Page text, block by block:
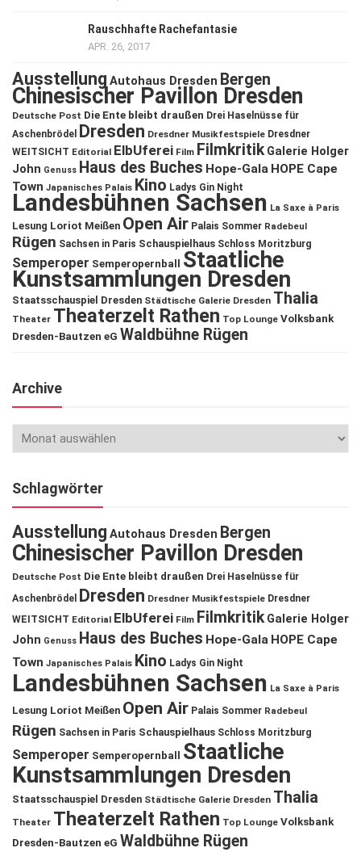
Rauschhafte Rachefantasie
APR. 26, 2017
Ausstellung Autohaus Dresden Bergen
Chinesischer Pavillon Dresden
Deutsche Post Die Ente bleibt draußen Drei Haselnüsse für
Aschenbrödel
Dresden Dresdner Musikfestspiele Dresdner
WEITSICHT Editorial ElbUferei Film Filmkritik Galerie Holger
John Genuss Haus des Buches Hope-Gala HOPE Cape
Town Japanisches Palais Kino Ladys Gin Night
Landesbühnen Sachsen La Saxe à Paris
Lesung Loriot Meißen Open Air Palais Sommer Radebeul
Rügen Sachsen in Paris Schauspielhaus Schloss Moritzburg
Semperoper Semperopernball Staatliche
Kunstsammlungen Dresden
Staatsschauspiel Dresden Städtische Galerie Dresden Thalia
Theater Theaterzelt Rathen Top Lounge Volksbank
Dresden-Bautzen eG Waldbühne Rügen
Archive
Schlagwörter
Ausstellung Autohaus Dresden Bergen
Chinesischer Pavillon Dresden
Deutsche Post Die Ente bleibt draußen Drei Haselnüsse für
Aschenbrödel
Dresden Dresdner Musikfestspiele Dresdner
WEITSICHT Editorial ElbUferei Film Filmkritik Galerie Holger
John Genuss Haus des Buches Hope-Gala HOPE Cape
Town Japanisches Palais Kino Ladys Gin Night
Landesbühnen Sachsen La Saxe à Paris
Lesung Loriot Meißen Open Air Palais Sommer Radebeul
Rügen Sachsen in Paris Schauspielhaus Schloss Moritzburg
Semperoper Semperopernball
Staatliche
Kunstsammlungen Dresden
Staatsschauspiel Dresden Städtische Galerie Dresden Thalia
Theater Theaterzelt Rathen Top Lounge Volksbank
Dresden-Bautzen eG Waldbühne Rügen